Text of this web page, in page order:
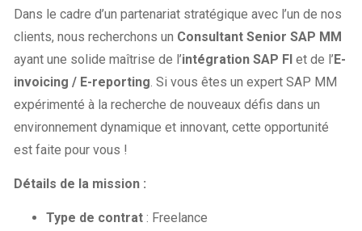
Dans le cadre d’un partenariat stratégique avec l’un de nos
clients, nous recherchons un Consultant Senior SAP MM
ayant une solide maîtrise de l’intégration SAP FIet de l’E-
invoicing / E-reporting . Si vous êtes un expert SAP MM
expérimenté à la recherche de nouveaux défis dans un
environnement dynamique et innovant, cette opportunité
est faite pour vous !
Détails de la mission :
Type de contrat: Freelance